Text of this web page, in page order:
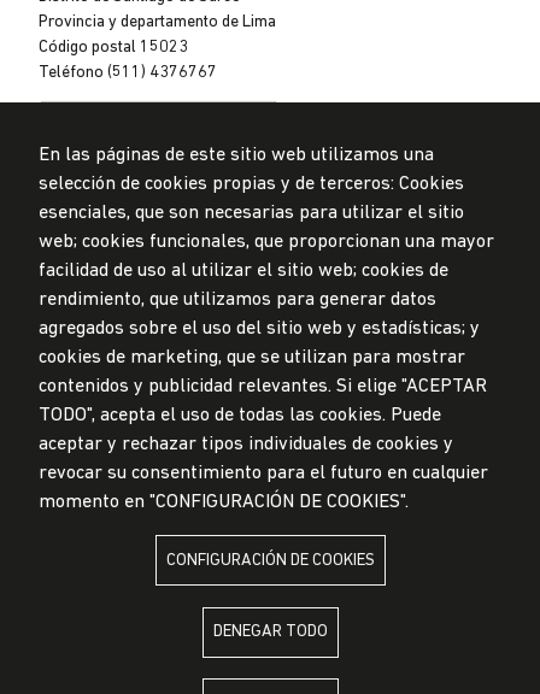
Provincia y departamento de Lima
Código postal 15023
Teléfono (511) 4376767
Privacidad de datos personales
Mesa de partes
© Universidad de Lima, 2024
Todos los derechos reservados
Diseñado por Partners
LA UNIVERSIDAD DE LIMA ES MIEMBRO DE
En las páginas de este sitio web utilizamos una
selección de cookies propias y de terceros: Cookies
esenciales, que son necesarias para utilizar el sitio
web; cookies funcionales, que proporcionan una mayor
facilidad de uso al utilizar el sitio web; cookies de
rendimiento, que utilizamos para generar datos
agregados sobre el uso del sitio web y estadísticas; y
cookies de marketing, que se utilizan para mostrar
contenidos y publicidad relevantes. Si elige "ACEPTAR
TODO", acepta el uso de todas las cookies. Puede
aceptar y rechazar tipos individuales de cookies y
revocar su consentimiento para el futuro en cualquier
momento en "CONFIGURACIÓN DE COOKIES".
CONFIGURACIÓN DE COOKIES
DENEGAR TODO